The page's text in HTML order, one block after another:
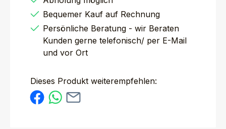
Bequemer Kauf auf Rechnung
Persönliche Beratung - wir Beraten
Kunden gerne telefonisch/ per E-Mail
und vor Ort
Dieses Produkt weiterempfehlen: